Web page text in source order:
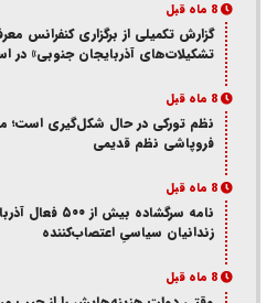
8 ماه قبل
گزارش تکمیلی از برگزاری کنفرانس
تشکیلات‌های آذربایجان جنوبی» در
8 ماه قبل
نظم تورکی در حال شکل‌گیری است؛
فروپاشی نظم قدیمی
8 ماه قبل
نامه سرگشاده
زندانیان سیاسیِ اعتصاب‌کننده
8 ماه قبل